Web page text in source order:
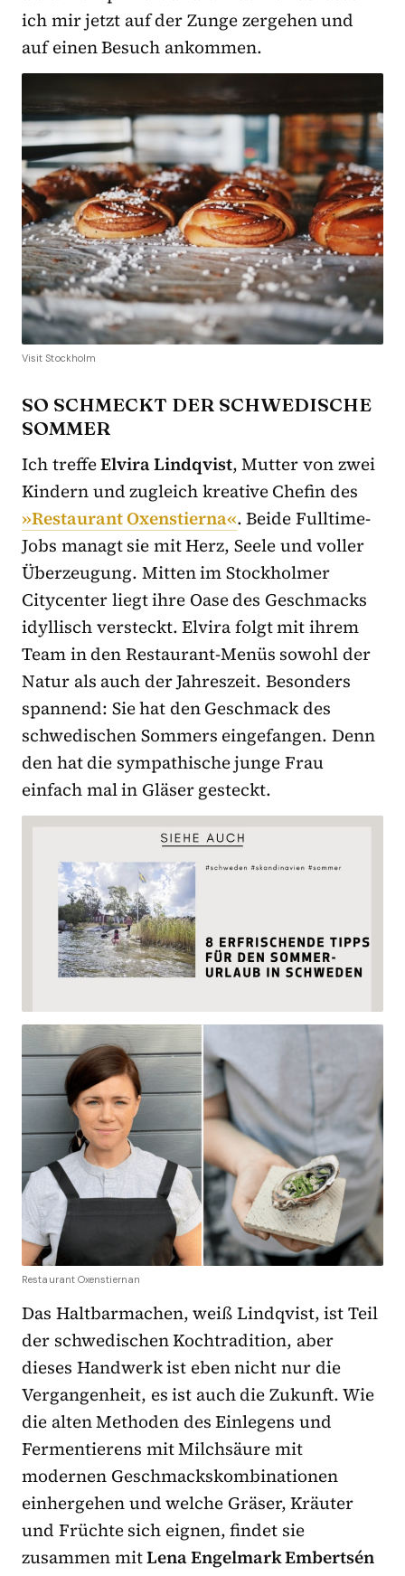
ich mir jetzt auf der Zunge zergehen und
auf einen Besuch ankommen.
Visit Stockholm
SO SCHMECKT DER SCHWEDISCHE
SOMMER
Ich treffeElvira Lindqvist, Mutter von zwei
Kindern und zugleich kreative Chefin des
»Restaurant Oxenstierna«. Beide Fulltime-
Jobs managt sie mit Herz, Seele und voller
Überzeugung. Mitten im Stockholmer
Citycenter liegt ihre Oase des Geschmacks
idyllisch versteckt. Elvira folgt mit ihrem
Team in den Restaurant-Menüs sowohl der
Natur als auch der Jahreszeit. Besonders
spannend: Sie hat den Geschmack des
schwedischen Sommers eingefangen. Denn
den hat die sympathische junge Frau
einfach mal in Gläser gesteckt.
Restaurant Oxenstiernan
Das Haltbarmachen, weiß Lindqvist, ist Teil
der schwedischen Kochtradition, aber
dieses Handwerk ist eben nicht nur die
Vergangenheit, es ist auch die Zukunft. Wie
die alten Methoden des Einlegens und
Fermentierens mit Milchsäure mit
modernen Geschmackskombinationen
einhergehen und welche Gräser, Kräuter
und Früchte sich eignen, findet sie
zusammen mitLena Engelmark Embertsén